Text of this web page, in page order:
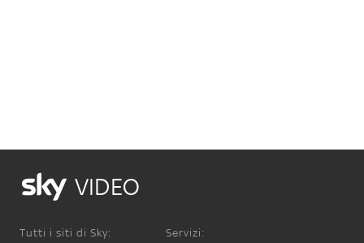
VIDEO
Tutti i siti di Sky: Servizi: